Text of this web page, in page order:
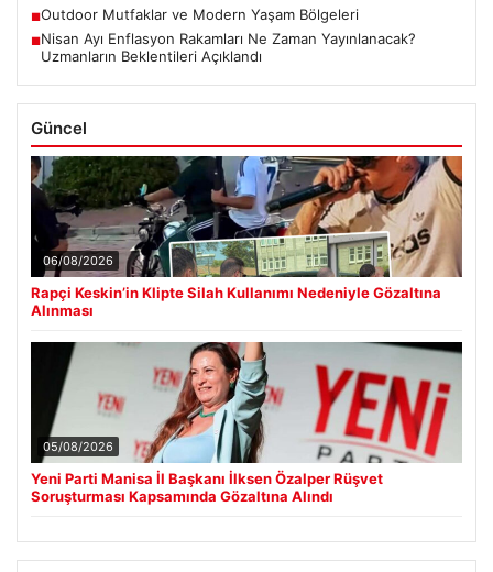
■Outdoor Mutfaklar ve Modern Yaşam Bölgeleri
■Nisan Ayı Enflasyon Rakamları Ne Zaman Yayınlanacak?
Uzmanların Beklentileri Açıklandı
Güncel
06/08/2026
Rapçi Keskin’in Klipte Silah Kullanımı Nedeniyle Gözaltına
Alınması
05/08/2026
Yeni Parti Manisa İl Başkanı İlksen Özalper Rüşvet
Soruşturması Kapsamında Gözaltına Alındı